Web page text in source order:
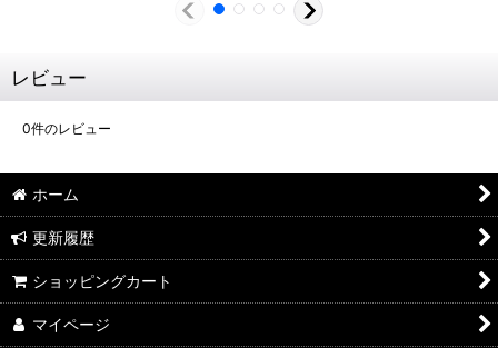
レビュー
0件のレビュー
ホーム
更新履歴
ショッピングカート
マイページ